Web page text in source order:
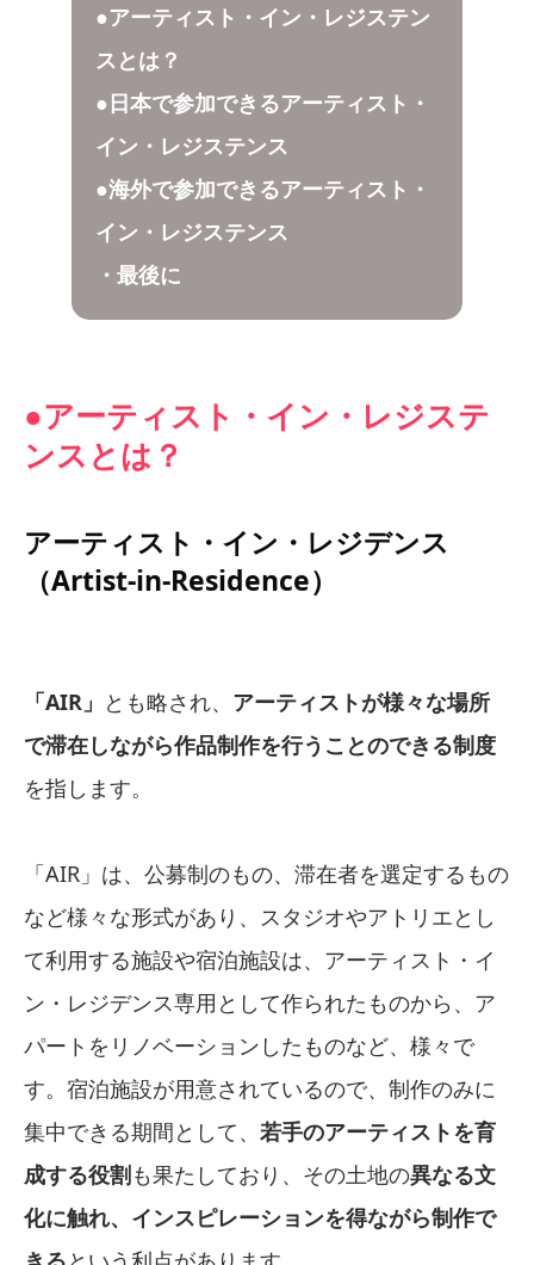
●アーティスト・イン・レジステン
スとは？
●日本で参加できるアーティスト・
イン・レジステンス
●海外で参加できるアーティスト・
イン・レジステンス
・最後に
●アーティスト・イン・レジステ
ンスとは？
アーティスト・イン・レジデンス
（Artist-in-Residence）
「AIR」 とも略され、 アーティストが様々な場所
で滞在しながら作品制作を行うことのできる制度
を指します。
「AIR」は、公募制のもの、滞在者を選定するもの
など様々な形式があり、スタジオやアトリエとし
て利用する施設や宿泊施設は、アーティスト・イ
ン・レジデンス専用として作られたものから、ア
パートをリノベーションしたものなど、様々で
す。宿泊施設が用意されているので、制作のみに
集中できる期間として、 若手のアーティストを育
成する役割も果たしており、その土地の異なる文
化に触れ、インスピレーションを得ながら制作で